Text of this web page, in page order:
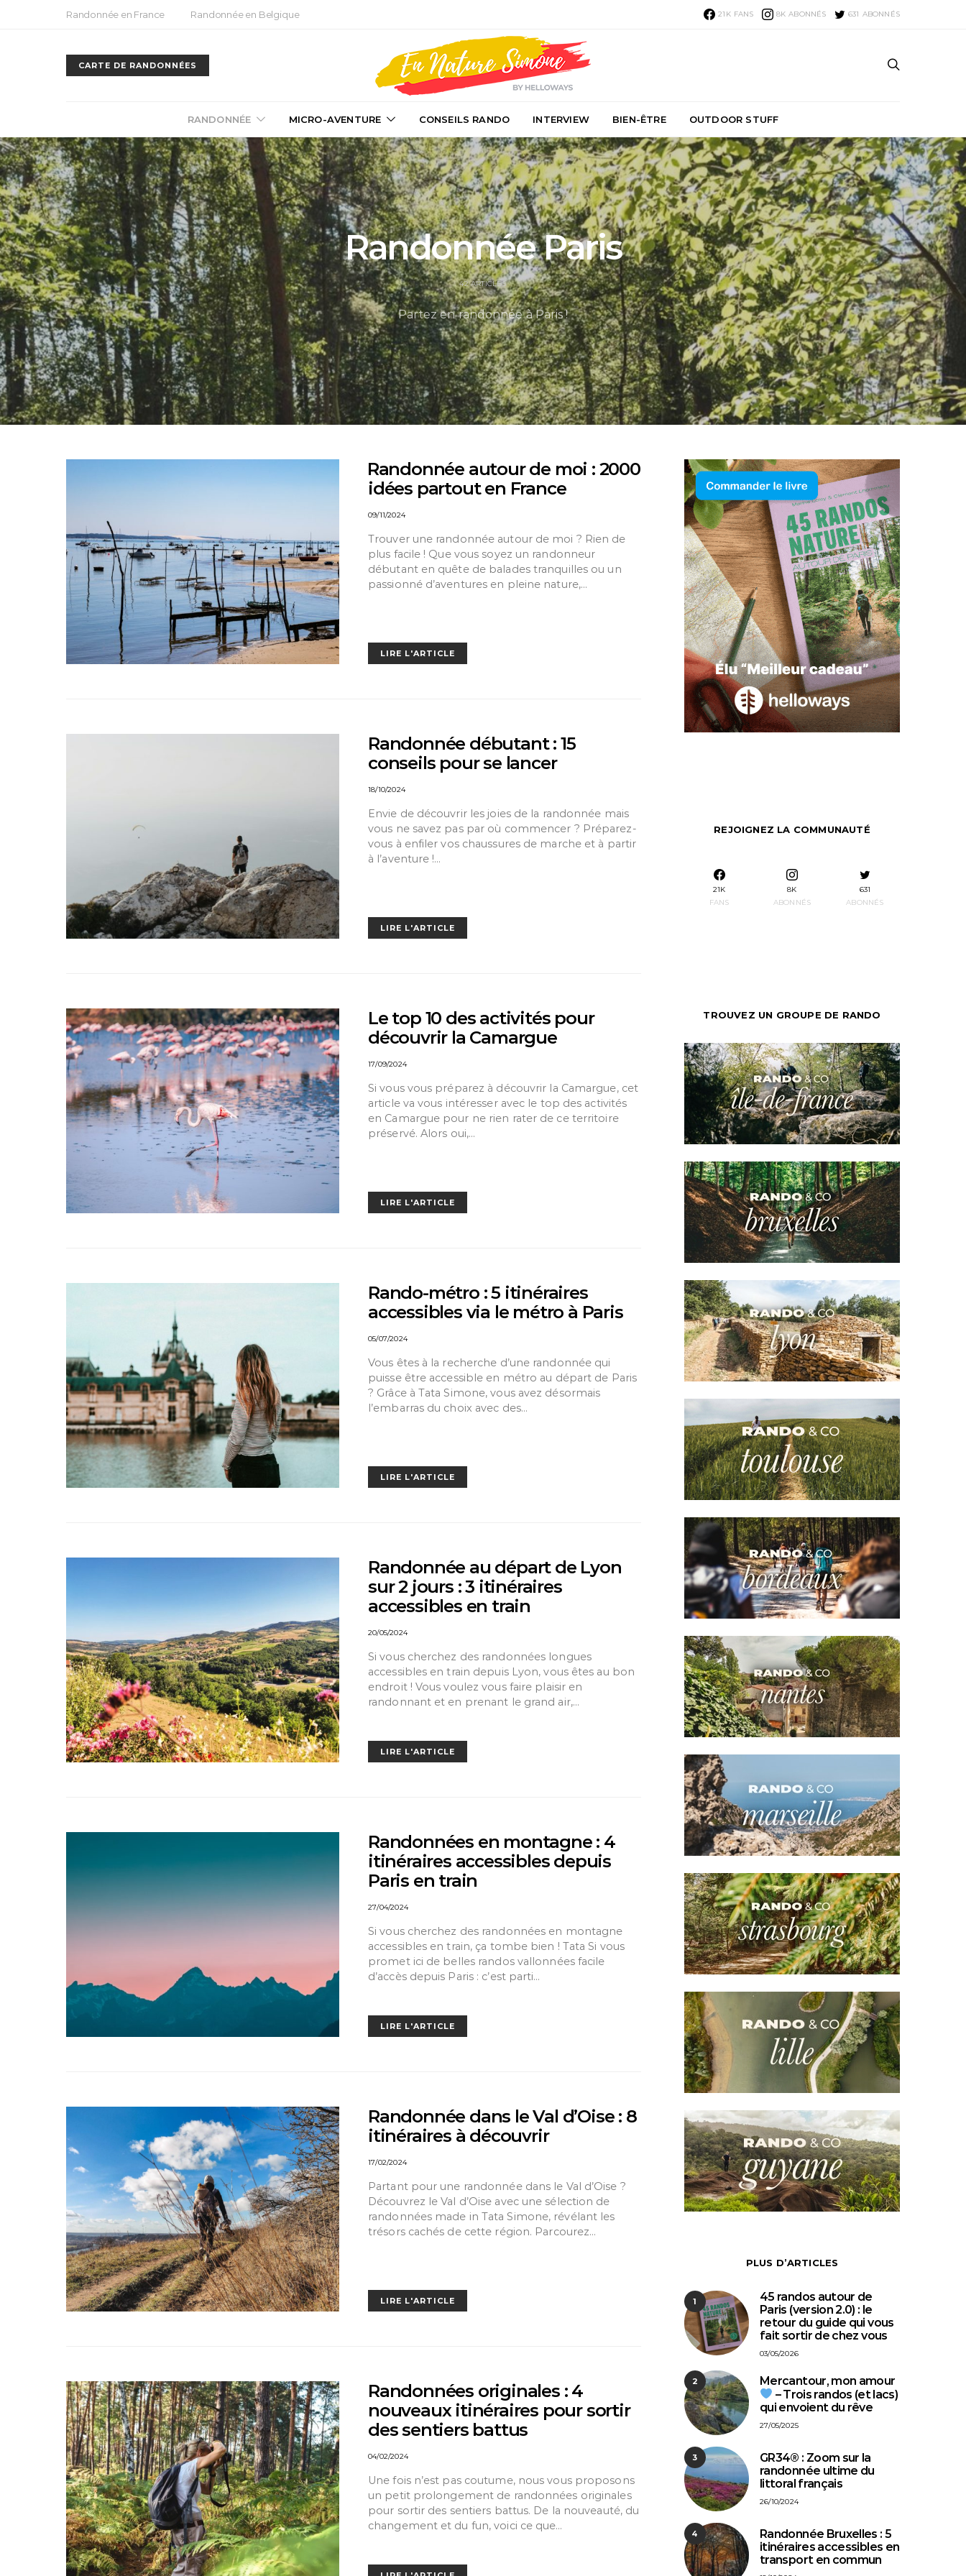
Randonnée en France Randonnée en Belgique 21K FANS 8K ABONNÉS 631 ABONNÉS
CARTE DE RANDONNÉES
RANDONNÉE MICRO-AVENTURE CONSEILS RANDO INTERVIEW BIEN-ÊTRE OUTDOOR STUFF
Randonnée Paris
42 ARTICLES
Partez en randonnée à Paris !
⁠Randonnée autour de moi : 2000
idées partout en France
09/11/2024
Trouver une randonnée autour de moi ? Rien de
plus facile ! Que vous soyez un randonneur
débutant en quête de balades tranquilles ou un
passionné d’aventures en pleine nature,…
LIRE L'ARTICLE
Randonnée débutant : 15
conseils pour se lancer
18/10/2024
Envie de découvrir les joies de la randonnée mais
vous ne savez pas par où commencer ? Préparez-
vous à enfiler vos chaussures de marche et à partir
à l’aventure !…
LIRE L'ARTICLE
Le top 10 des activités pour
découvrir la Camargue
17/09/2024
Si vous vous préparez à découvrir la Camargue, cet
article va vous intéresser avec le top des activités
en Camargue pour ne rien rater de ce territoire
préservé. Alors oui,…
LIRE L'ARTICLE
Rando-métro : 5 itinéraires
accessibles via le métro à Paris
05/07/2024
Vous êtes à la recherche d’une randonnée qui
puisse être accessible en métro au départ de Paris
? Grâce à Tata Simone, vous avez désormais
l’embarras du choix avec des…
LIRE L'ARTICLE
Randonnée au départ de Lyon
sur 2 jours : 3 itinéraires
accessibles en train
20/05/2024
Si vous cherchez des randonnées longues
accessibles en train depuis Lyon, vous êtes au bon
endroit ! Vous voulez vous faire plaisir en
randonnant et en prenant le grand air,…
LIRE L'ARTICLE
Randonnées en montagne : 4
itinéraires accessibles depuis
Paris en train
27/04/2024
Si vous cherchez des randonnées en montagne
accessibles en train, ça tombe bien ! Tata Si vous
promet ici de belles randos vallonnées facile
d’accès depuis Paris : c’est parti…
LIRE L'ARTICLE
Randonnée dans le Val d’Oise : 8
itinéraires à découvrir
17/02/2024
Partant pour une randonnée dans le Val d’Oise ?
Découvrez le Val d’Oise avec une sélection de
randonnées made in Tata Simone, révélant les
trésors cachés de cette région. Parcourez…
LIRE L'ARTICLE
Randonnées originales : 4
nouveaux itinéraires pour sortir
des sentiers battus
04/02/2024
Une fois n’est pas coutume, nous vous proposons
un petit prolongement de randonnées originales
pour sortir des sentiers battus. De la nouveauté, du
changement et du fun, voici ce que…
REJOIGNEZ LA COMMUNAUTÉ
21K
FANS
8K
ABONNÉS
631
ABONNÉS
TROUVEZ UN GROUPE DE RANDO
PLUS D’ARTICLES
1
45 randos autour de
Paris (version 2.0) : le
retour du guide qui vous
fait sortir de chez vous
03/05/2026
2
Mercantour, mon amour
– Trois randos (et lacs)
qui envoient du rêve
27/05/2025
3
GR34® : Zoom sur la
randonnée ultime du
littoral français
26/10/2024
4
Randonnée Bruxelles : 5
itinéraires accessibles en
transport en commun